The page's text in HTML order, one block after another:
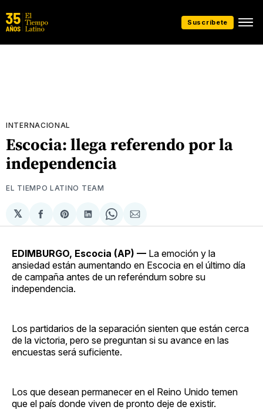
Suscríbete
INTERNACIONAL
Escocia: llega referendo por la
independencia
EL TIEMPO LATINO TEAM
𝕏
Compartir
en
Share
on
Compartir
en
Share
on
Compartir
via
EDIMBURGO, Escocia (AP) — La emoción y la
ansiedad están aumentando en Escocia en el último día
de campaña antes de un referéndum sobre su
independencia.
Los partidarios de la separación sienten que están cerca
de la victoria, pero se preguntan si su avance en las
encuestas será suficiente.
Los que desean permanecer en el Reino Unido temen
que el país donde viven de pronto deje de existir.